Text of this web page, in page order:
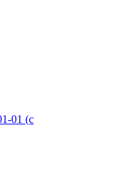
01 (с